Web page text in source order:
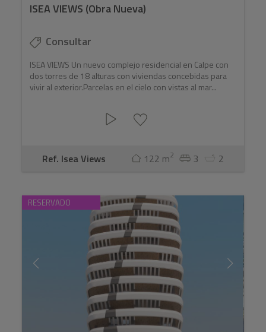
ISEA VIEWS (Obra Nueva)
Consultar
ISEA VIEWS Un nuevo complejo residencial en Calpe con
dos torres de 18 alturas con viviendas concebidas para
vivir al exterior.Parcelas en el cielo con vistas al mar...
Ref. Isea Views 122 m2 3 2
RESERVADO